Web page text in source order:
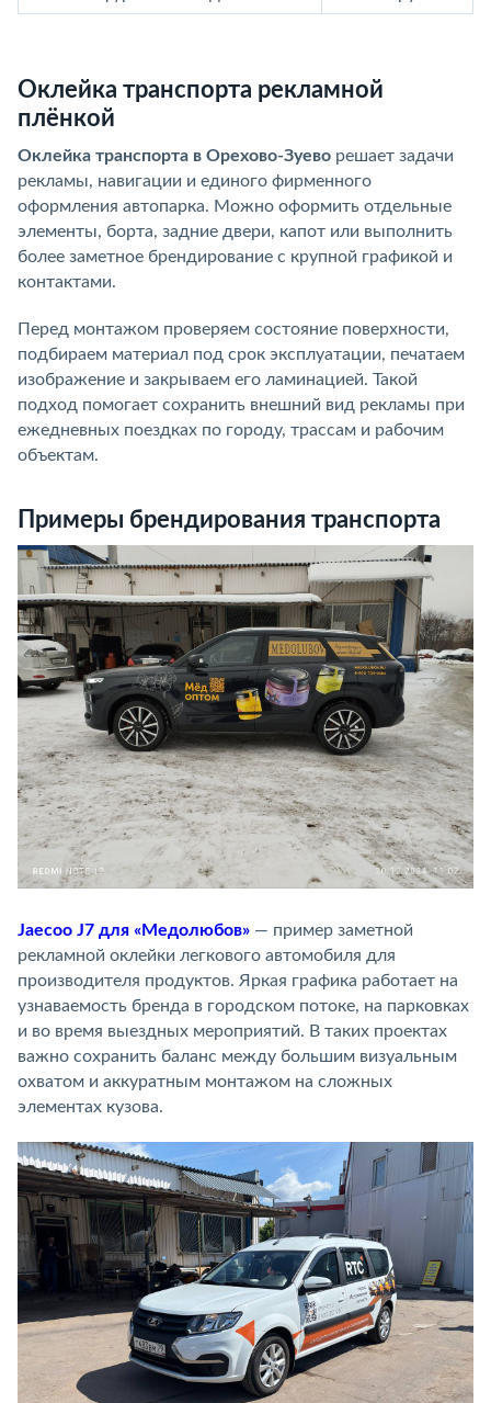
Оклейка транспорта рекламной
плёнкой
Оклейка транспорта в Орехово-Зуево решает задачи
рекламы, навигации и единого фирменного
оформления автопарка. Можно оформить отдельные
элементы, борта, задние двери, капот или выполнить
более заметное брендирование с крупной графикой и
контактами.
Перед монтажом проверяем состояние поверхности,
подбираем материал под срок эксплуатации, печатаем
изображение и закрываем его ламинацией. Такой
подход помогает сохранить внешний вид рекламы при
ежедневных поездках по городу, трассам и рабочим
объектам.
Примеры брендирования транспорта
Jaecoo J7 для «Медолюбов» — пример заметной
рекламной оклейки легкового автомобиля для
производителя продуктов. Яркая графика работает на
узнаваемость бренда в городском потоке, на парковках
и во время выездных мероприятий. В таких проектах
важно сохранить баланс между большим визуальным
охватом и аккуратным монтажом на сложных
элементах кузова.